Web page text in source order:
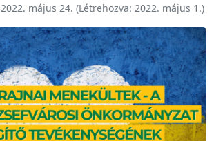
2022. május 24. (Létrehozva: 2022. május 1.)